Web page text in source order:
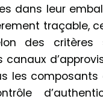
dans leur
traçable,
des critères
les composants